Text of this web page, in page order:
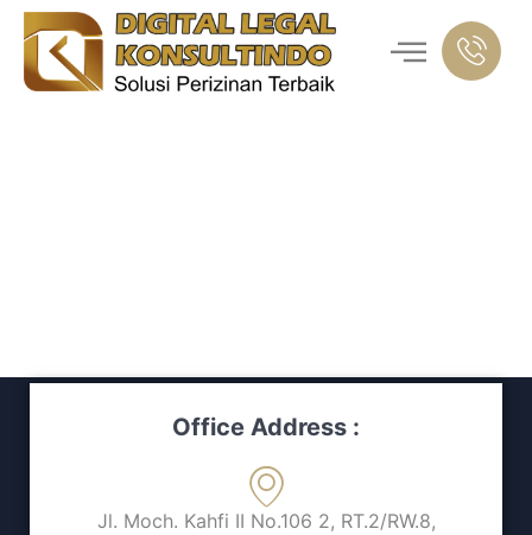
Office Address :
Jl. Moch. Kahfi II No.106 2, RT.2/RW.8,